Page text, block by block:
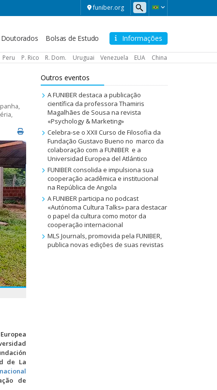
funiber.org
Informações
Doutorados Bolsas de Estudo
Peru P. Rico R. Dom. Uruguai Venezuela EUA China
,
,
de La
de
Outros eventos
A FUNIBER destaca a publicação
científica da professora Thamiris
Magalhães de Sousa na revista
«Psychology & Marketing»
Celebra-se o XXII Curso de Filosofia da
Fundação Gustavo Bueno no marco da
colaboração com a FUNIBER e a
Universidad Europea del Atlántico
FUNIBER consolida e impulsiona sua
cooperação acadêmica e institucional
na República de Angola
A FUNIBER participa no podcast
«Autónoma Cultura Talks» para destacar
o papel da cultura como motor da
cooperação internacional
MLS Journals, promovida pela FUNIBER,
publica novas edições de suas revistas